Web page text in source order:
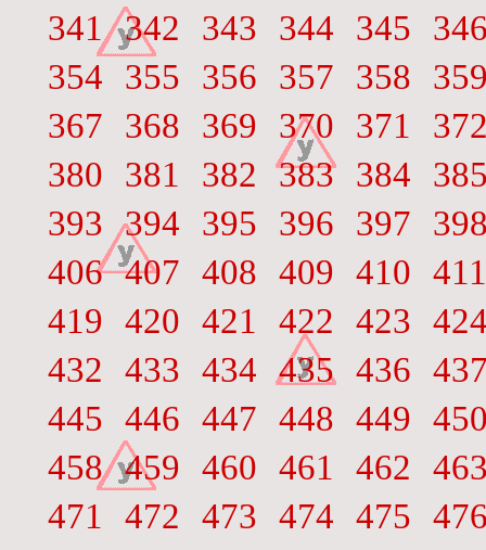
341
342 343 344 345
354
355 356 357 358
367
368 369 370 371
380
381 382 383 384
393 394 395 396 397
406 407 408 409 410 411
419 420 421 422 423
432
433 434 435 436
445 446 447 448 449
458 459 460 461 462
471
472 473 474 475